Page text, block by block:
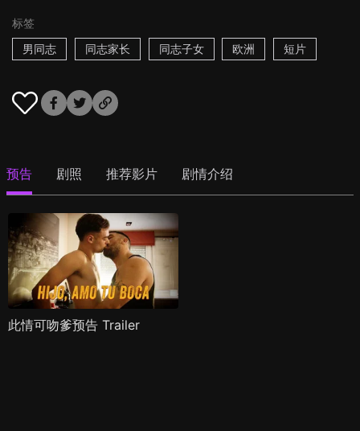
标签
男同志
同志家长 同志子女 欧洲 短片
预告 剧照 推荐影片 剧情介绍
此情可吻爹预告 Trailer